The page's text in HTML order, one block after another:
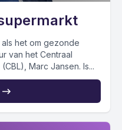
het om gezonde
van het Centraal
Marc Jansen. Is...